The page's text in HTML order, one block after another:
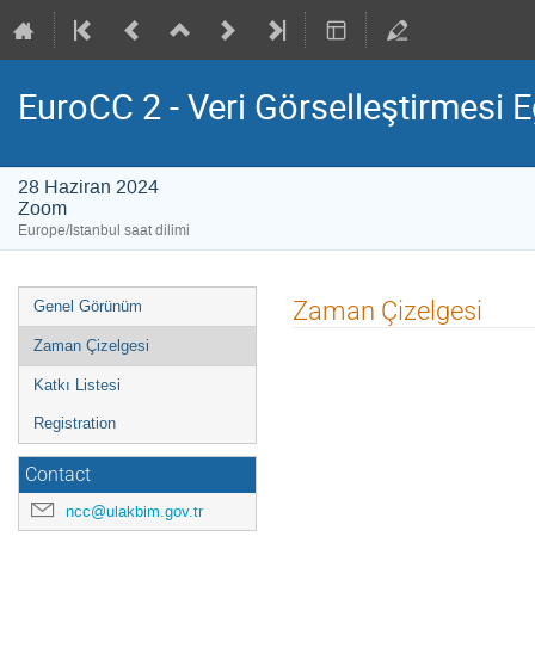
EuroCC 2 - Veri Görselleştirmesi
28 Haziran 2024
Zoom
Europe/Istanbul saat dilimi
Event
menu
Genel Görünüm
Zaman Çizelgesi
Katkı Listesi
Registration
Contact
ncc@ulakbim.gov.tr
Zaman Çizelgesi